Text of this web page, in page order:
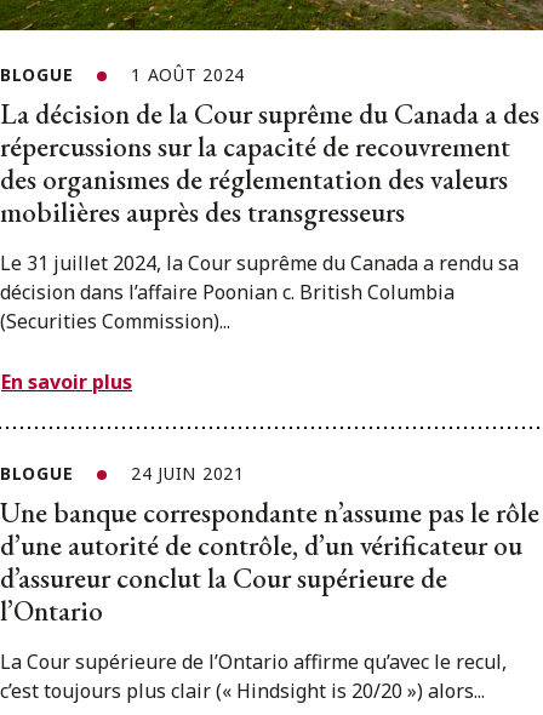
BLOGUE 1 AOÛT 2024
La décision de la Cour suprême du Canada a des
répercussions sur la capacité de recouvrement
des organismes de réglementation des valeurs
mobilières auprès des transgresseurs
Le 31 juillet 2024, la Cour suprême du Canada a rendu sa
décision dans l’affaire Poonian c. British Columbia
(Securities Commission)...
En savoir plus
BLOGUE 24 JUIN 2021
Une banque correspondante n’assume pas le rôle
d’une autorité de contrôle, d’un vérificateur ou
d’assureur conclut la Cour supérieure de
l’Ontario
La Cour supérieure de l’Ontario affirme qu’avec le recul,
c’est toujours plus clair (« Hindsight is 20/20 ») alors...